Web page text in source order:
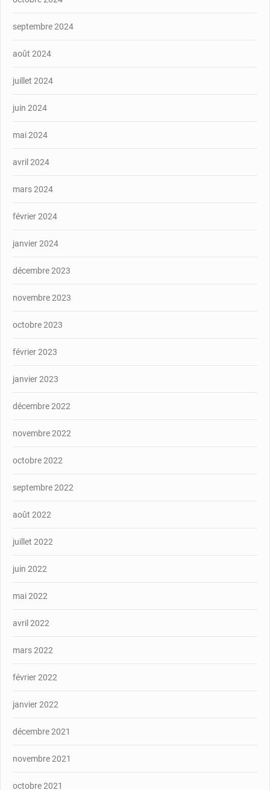
septembre 2024
août 2024
juillet 2024
juin 2024
mai 2024
avril 2024
mars 2024
février 2024
janvier 2024
décembre 2023
novembre 2023
octobre 2023
février 2023
janvier 2023
décembre 2022
novembre 2022
octobre 2022
septembre 2022
août 2022
juillet 2022
juin 2022
mai 2022
avril 2022
mars 2022
février 2022
janvier 2022
décembre 2021
novembre 2021
octobre 2021